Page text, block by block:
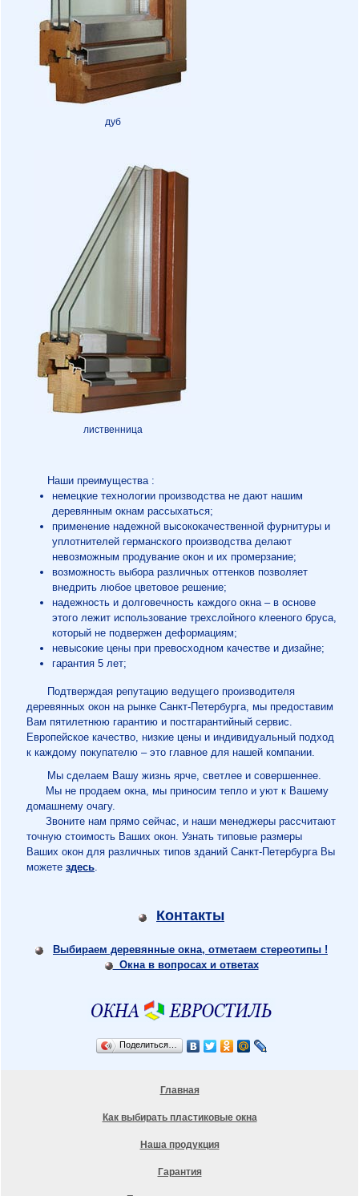
дуб
лиственница
Наши преимущества :
немецкие технологии производства не дают нашим
деревянным окнам рассыхаться;
применение надежной высококачественной фурнитуры и
уплотнителей германского производства делают
невозможным продувание окон и их промерзание;
возможность выбора различных оттенков позволяет
внедрить любое цветовое решение;
надежность и долговечность каждого окна – в основе
этого лежит использование трехслойного клееного бруса,
который не подвержен деформациям;
невысокие цены при превосходном качестве и дизайне;
гарантия 5 лет;
Подтверждая репутацию ведущего производителя
деревянных окон на рынке Санкт-Петербурга, мы предоставим
Вам пятилетнюю гарантию и постгарантийный сервис.
Европейское качество, низкие цены и индивидуальный подход
к каждому покупателю – это главное для нашей компании.
Мы сделаем Вашу жизнь ярче, светлее и совершеннее.
Мы не продаем окна, мы приносим тепло и уют к Вашему
домашнему очагу.
Звоните нам прямо сейчас, и наши менеджеры рассчитают
точную стоимость Ваших окон. Узнать типовые размеры
Ваших окон для различных типов зданий Санкт-Петербурга Вы
можете здесь.
Контакты
Выбираем деревянные окна, отметаем стереотипы !
Окна в вопросах и ответах
Поделиться…
Главная
Как выбирать пластиковые окна
Наша продукция
Гарантия